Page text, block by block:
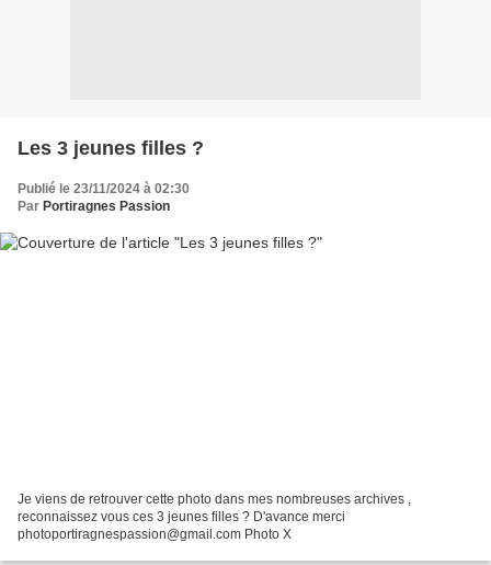
Les 3 jeunes filles ?
Publié le 23/11/2024 à 02:30
Par Portiragnes Passion
Je viens de retrouver cette photo dans mes nombreuses archives ,
reconnaissez vous ces 3 jeunes filles ? D'avance merci
photoportiragnespassion@gmail.com Photo X